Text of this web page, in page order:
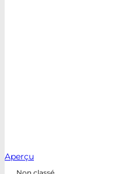
Aperçu